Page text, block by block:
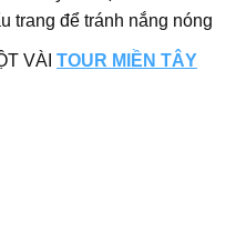
trang để tránh nắng nóng
VÀI TOUR MIỀN TÂY